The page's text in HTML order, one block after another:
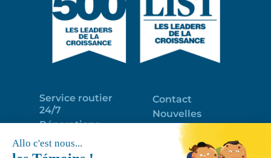
Service routier
24/7
Réparations
Programme
d’entretien
Contact
Nouvelles
Portail clients
Emploi